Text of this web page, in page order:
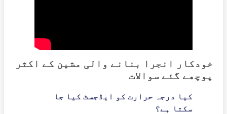
خودکار انجرا بنانے والی مشین کے اکثر
پوچھے گئے سوالات
کیا درجہ حرارت کو ایڈجسٹ کیا جا
سکتا ہے؟